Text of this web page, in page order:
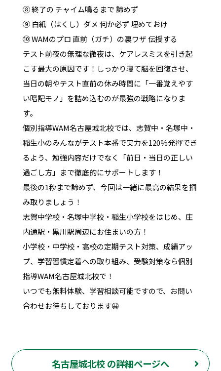
⑧ 終了の チャイム鳴るまで 諦めず
⑨ 白紙（はくし）ダメ 何か必ず 埋めておけ
⑩ WAMのプロ 直前（ガチ）の裏ワザ 伝授する
テスト前夜の無理な徹夜は、ケアレスミスを引き起
こす最大の原因です！しっかり寝て脳を回復させ、
当日の朝やテスト直前の休み時間に「一番覚えやす
い暗記モノ」を詰め込むのが最強の戦略になりま
す。
個別指導WAM名古屋城北校では、志賀中・名塚中・
稲生小のみんながテスト本番で実力を120％発揮でき
るよう、勉強内容だけでなく「前日・当日の正しい
過ごし方」まで徹底的にサポートします！
最後の1秒まで諦めず、今回は一緒に最高の結果を掴
み取りましょう！
志賀中学校・名塚中学校・稲生小学校をはじめ、庄
内通駅・黒川駅周辺にお住まいの方！
小学校・中学校・高校の定期テスト対策、成績アッ
プ、学習習慣定着への取り組み、受験対策なら個別
指導WAM名古屋城北校で！
いつでも無料体験、学習相談可能ですので、お問い
合わせお待ちしております😀
名古屋城北校 の詳細ページへ